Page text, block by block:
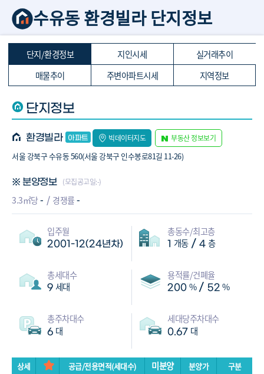
수유동 환경빌라 단지정보
단지/환경정보 지인시세
실거래추이
매물추이
주변아파트시세 지역정보
단지정보
환경빌라 빅데이터지도 부동산 정보보기
서울 강북구 수유동 560(서울 강북구 인수봉로81길 11-26)
※ 분양정보 (모집공고일:-)
3.3㎡당- 경쟁률 -
입주월
2001-12(24년차)
총동수/최고층
1 개동 / 4 층
총세대수
9 세대
용적률/건폐율
200 % / 52 %
총주차대수
6 대
세대당주차대수
0.67 대
상세 공급/전용면적(세대수) 미분양 분양가
구분